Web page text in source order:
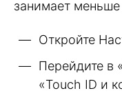
занимает
Откройте
Перейдите в
«Touch ID и